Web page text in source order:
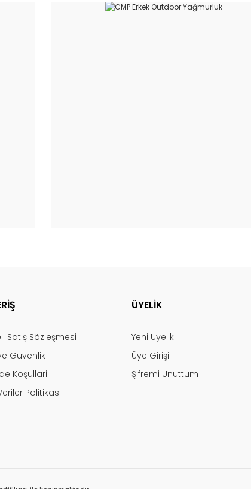
Satış Sözleşmesi
Güvenlik
Koşullari
Politikası
ÜYELİK
Yeni Üyelik
Üye Girişi
Şifremi Unuttum